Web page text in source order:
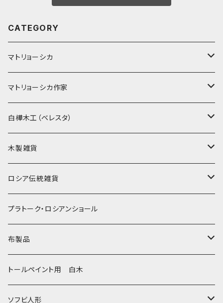
CATEGORY
マトリョーシカ
ノン入れ子マトリョーシカ
イコンモチーフ
クリスマス
ノリンスクの子達
動物マトリョーシカ
セミョーノフの子達
その他のマトショーシカ
キーロフの子達
マトリョーシカ作家
イリーナ・ヴァトゥルーシキナ
タマラ・コリエワ
ナジェジダ・イワンツォワ
リュボーフィ・ブズイキナ
タチアナ ドゥビニッチ
エレナ・イワンツォワ
バローニナ・マリヤ
白樺木工（ベレスタ）
型押しの箱
キャニスター
白樺編み
トレイ・平皿
白樺靴
白樺その他
木製雑貨
ニードルケース・お針刺し
ベル・起きあがりこぼし
オルゴール
キッチン
イースターエッグ
ロシア伝統雑貨
ホフロマ
アルハンゲリスク
ゴロジェッツ
ジョストボ
プラトーク・ロシアンショール
布製品
キッチンクロス
ソビエトデザイン 昔の布
トールペイント用 白木
ソフビ人形